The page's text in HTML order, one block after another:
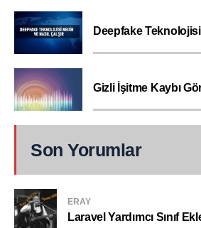
Deepfake
Gizli İşitme Kaybı
Son Yorumlar
ERAY
Laravel Yardımcı Sınıf